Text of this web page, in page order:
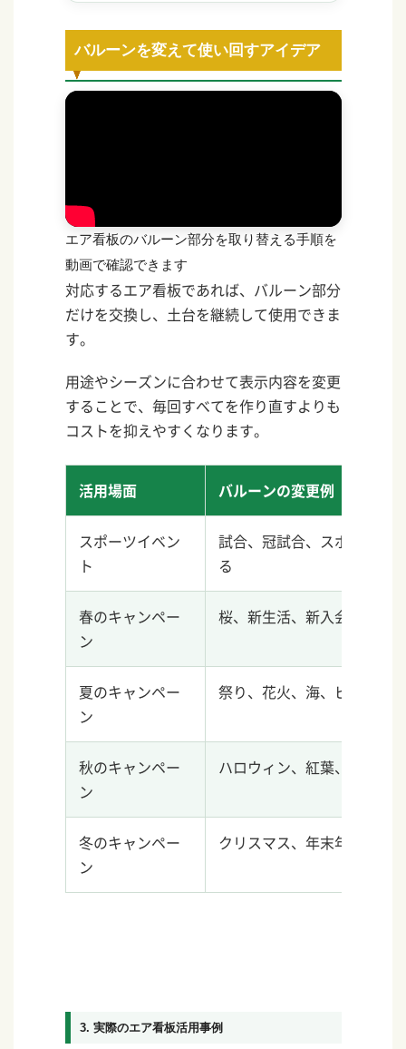
バルーンを変えて使い回すアイデア
エア看板のバルーン部分を取り替える手順を
動画で確認できます
対応するエア看板であれば、バルーン部分
だけを交換し、土台を継続して使用できま
す。
用途やシーズンに合わせて表示内容を変更
することで、毎回すべてを作り直すよりも
コストを抑えやすくなります。
活用場面 バルーンの変更例
スポーツイベン
ト
試合、冠試合、スポンサー
る
春のキャンペー
ン
桜、新生活、新入会、春祭
夏のキャンペー
ン
祭り、花火、海、ビーチ、
秋のキャンペー
ン
ハロウィン、紅葉、収穫祭
冬のキャンペー
ン
クリスマス、年末年始、雪
3. 実際のエア看板活用事例